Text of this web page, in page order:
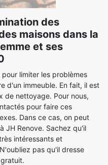
des
maisons dans la
et ses
limiter les problèmes
d'un immeuble. En fait, il est
de nettoyage. Pour nous,
pour faire ces
Dans ce cas, on peut
JH Renove. Sachez qu'il
intéressants et
pas qu'il dresse